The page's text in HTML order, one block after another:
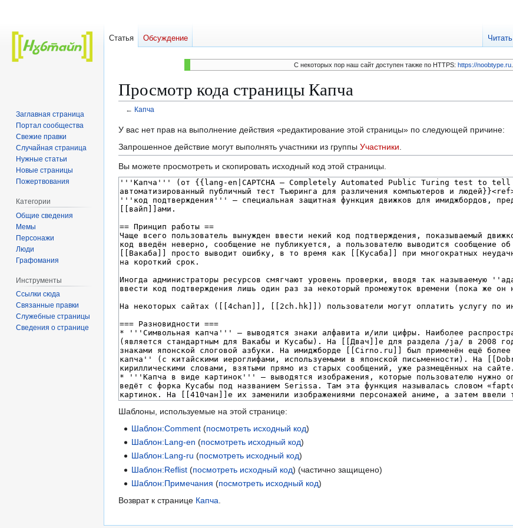
C некоторых пор наш сайт доступен также по HTTPS:https://noobtype.ru
Просмотр кода страницы Капча
← Капча
Перейти
к
навигации
Перейти
к
поиску
У вас нет прав на выполнение действия «редактирование этой страницы» по следующей причине:
Запрошенное действие могут выполнять участники из группы Участники
Вы можете просмотреть и скопировать исходный код этой страницы.
Шаблоны, используемые на этой странице:
Шаблон:Comment (посмотреть исходный код)
Шаблон:Lang-en (посмотреть исходный код)
Шаблон:Lang-ru (посмотреть исходный код)
Шаблон:Reflist (посмотреть исходный код) (частично защищено)
Шаблон:Примечания (посмотреть исходный код)
Возврат к странице Капча
Статья Обсуждение Читать
Заглавная страница
Портал сообщества
Свежие правки
Случайная страница
Нужные статьи
Новые страницы
Пожертвования
Категории
Общие сведения
Мемы
Персонажи
Люди
Графомания
Инструменты
Ссылки сюда
Связанные правки
Служебные страницы
Сведения о странице